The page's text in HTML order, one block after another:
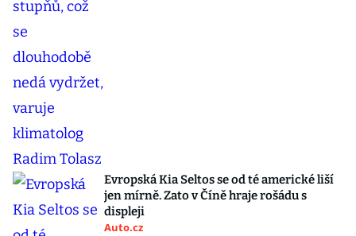
Evropská Kia Seltos se od té americké liší
jen mírně. Zato v Číně hraje rošádu s
displeji
Auto.cz